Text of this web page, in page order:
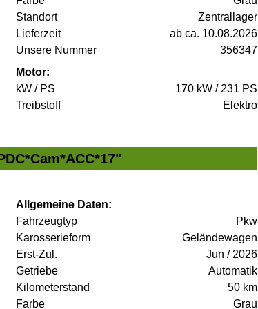
Standort
Zentrallager
Lieferzeit
ab ca. 10.08.2026
Unsere Nummer
356347
Motor:
kW / PS
170 kW / 231 PS
Treibstoff
Elektro
Allgemeine Daten:
Fahrzeugtyp
Pkw
Karosserieform
Geländewagen
Erst-Zul.
Jun / 2026
Getriebe
Automatik
Kilometerstand
50 km
Farbe
Grau